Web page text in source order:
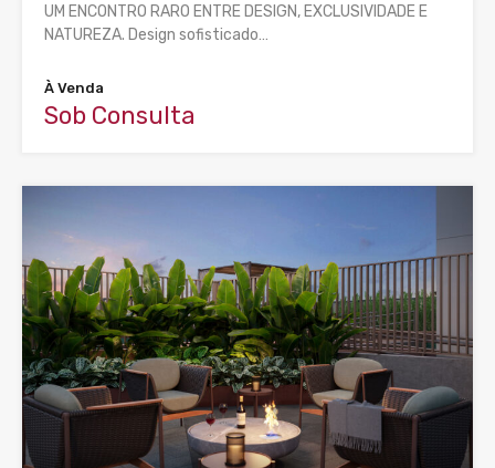
UM ENCONTRO RARO ENTRE DESIGN, EXCLUSIVIDADE E
NATUREZA. Design sofisticado…
À Venda
Sob Consulta